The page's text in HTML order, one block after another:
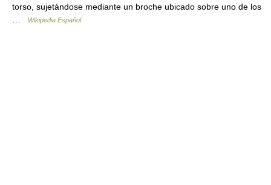
torso, sujetándose mediante un broche ubicado sobre uno de los
Wikipedia Español